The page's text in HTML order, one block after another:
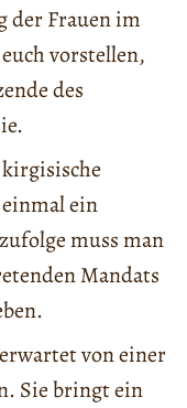
der Frauen im
vorstellen,
des
ein
muss man
Mandats
von einer
Sie bringt ein